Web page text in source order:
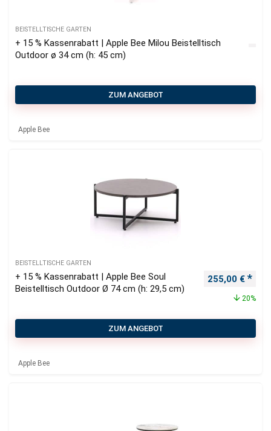
BEISTELLTISCHE GARTEN
+ 15 % Kassenrabatt | Apple Bee Milou Beistelltisch
Outdoor ø 34 cm (h: 45 cm)
ZUM ANGEBOT
Apple Bee
BEISTELLTISCHE GARTEN
+ 15 % Kassenrabatt | Apple Bee Soul
Beistelltisch Outdoor Ø 74 cm (h: 29,5 cm)
255,00 €
20%
ZUM ANGEBOT
Apple Bee